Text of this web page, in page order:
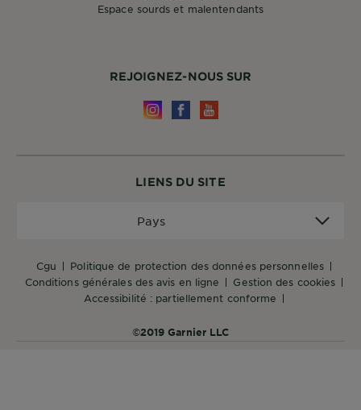
LIENS DU SITE
cgu
politique de protection des données personnelles
conditions générales des avis en ligne
gestion des cookies
accessibilité : partiellement conforme
Pays
©2019 Garnier LLC
REJOIGNEZ-NOUS SUR
Espace sourds et malentendants